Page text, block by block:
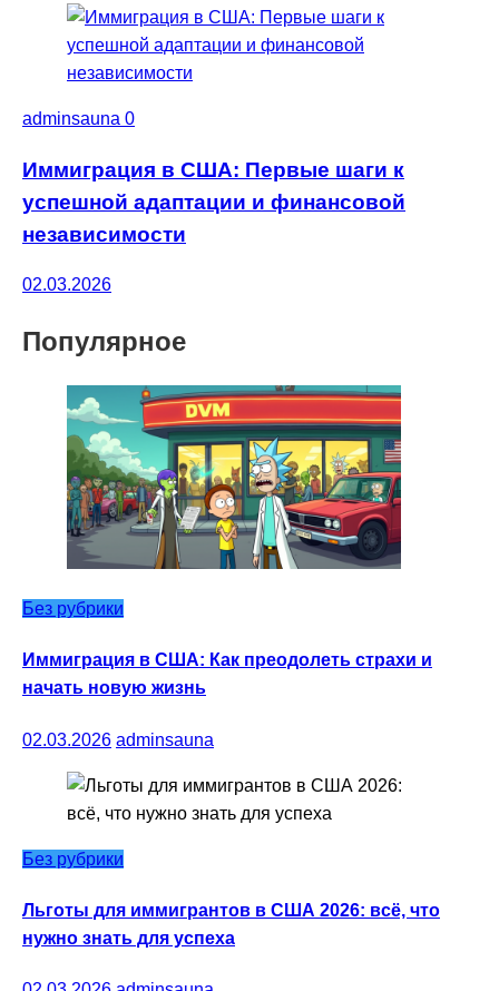
adminsauna 0
Иммиграция в США: Первые шаги к
успешной адаптации и финансовой
независимости
02.03.2026
Популярное
Без рубрики
Иммиграция в США: Как преодолеть страхи и
начать новую жизнь
02.03.2026 adminsauna
Без рубрики
Льготы для иммигрантов в США 2026: всё, что
нужно знать для успеха